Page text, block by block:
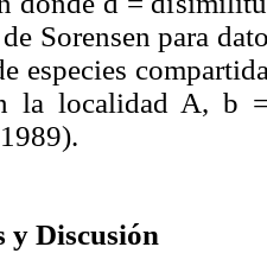
Sorensen para
especies
la localidad A, b
y Discusión